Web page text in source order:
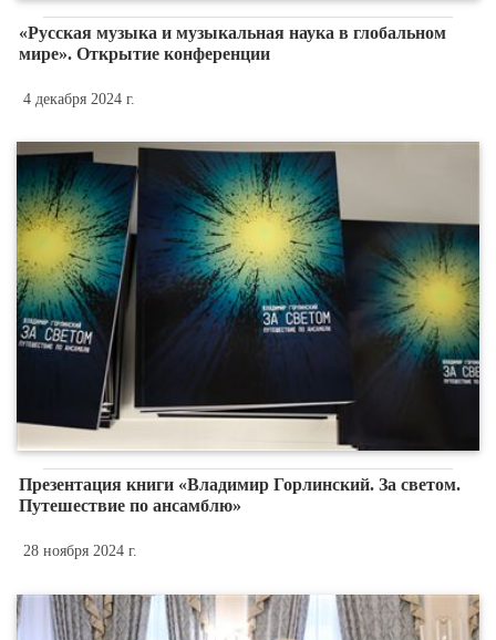
«Русская музыка и музыкальная наука в глобальном
мире». Открытие конференции
4 декабря 2024 г.
Презентация книги «Владимир Горлинский. За светом.
Путешествие по ансамблю»
28 ноября 2024 г.